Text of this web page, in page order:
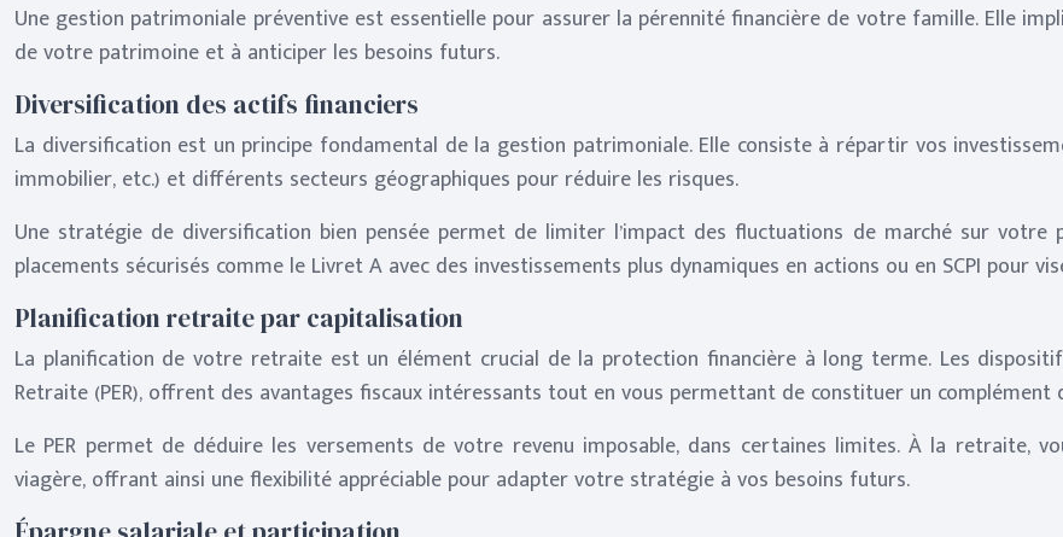
Une gestion patrimoniale préventive est essentielle pour assurer la pérennité financière de votre famille. Elle
de votre patrimoine et à anticiper les besoins futurs.
Diversification des actifs financiers
La diversification est un principe fondamental de la gestion patrimoniale. Elle consiste à répartir vos
immobilier, etc.) et différents secteurs géographiques pour réduire les risques.
Une stratégie de diversification bien pensée permet de limiter l’impact des fluctuations de marché sur votre
placements sécurisés comme le Livret A avec des investissements plus dynamiques en actions ou en SCPI pour
Planification retraite par capitalisation
La planification de votre retraite est un élément crucial de la protection financière à long terme. Les
Retraite (PER), offrent des avantages fiscaux intéressants tout en vous permettant de constituer un complément
Le PER permet de déduire les versements de votre revenu imposable, dans certaines limites. À la retraite,
viagère, offrant ainsi une flexibilité appréciable pour adapter votre stratégie à vos besoins futurs.